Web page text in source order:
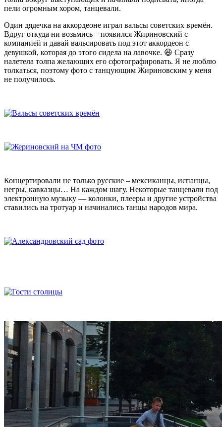
пели огромным хором, танцевали.
Один дядечка на аккордеоне играл вальсы советских времён.
Вдруг откуда ни возьмись – появился Жириновский с
компанией и давай вальсировать под этот аккордеон с
девушкой, которая до этого сидела на лавочке. 😆 Сразу
налетела толпа желающих его сфотографировать. Я не люблю
толкаться, поэтому фото с танцующим Жириновским у меня
не получилось.
Концертировали не только русские – мексиканцы, испанцы,
негры, кавказцы… На каждом шагу. Некоторые танцевали под
электронную музыку — колонки, плееры и другие устройства
ставились на тротуар и начинались танцы народов мира.